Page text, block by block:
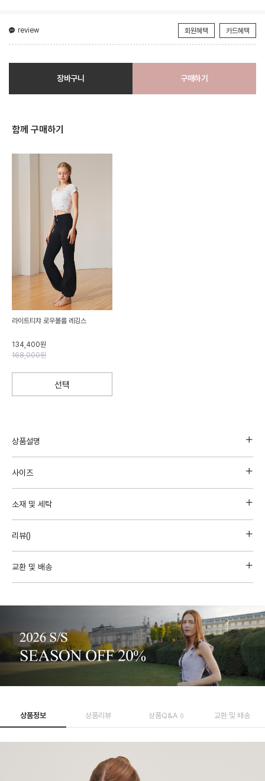
review 회원혜택 카드혜택
장바구니 구매하기
함께 구매하기
라이트티챠 로우볼륨 레깅스
134,400원
168,000원
선택
상품설명
사이즈
소재 및 세탁
리뷰()
교환 및 배송
상품정보 상품리뷰 상품Q&A 0 교환 및 배송